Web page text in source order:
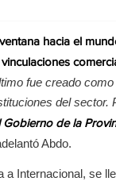
hacia el
fue creado
del sector.
de la
Abdo.
a Internacional, se